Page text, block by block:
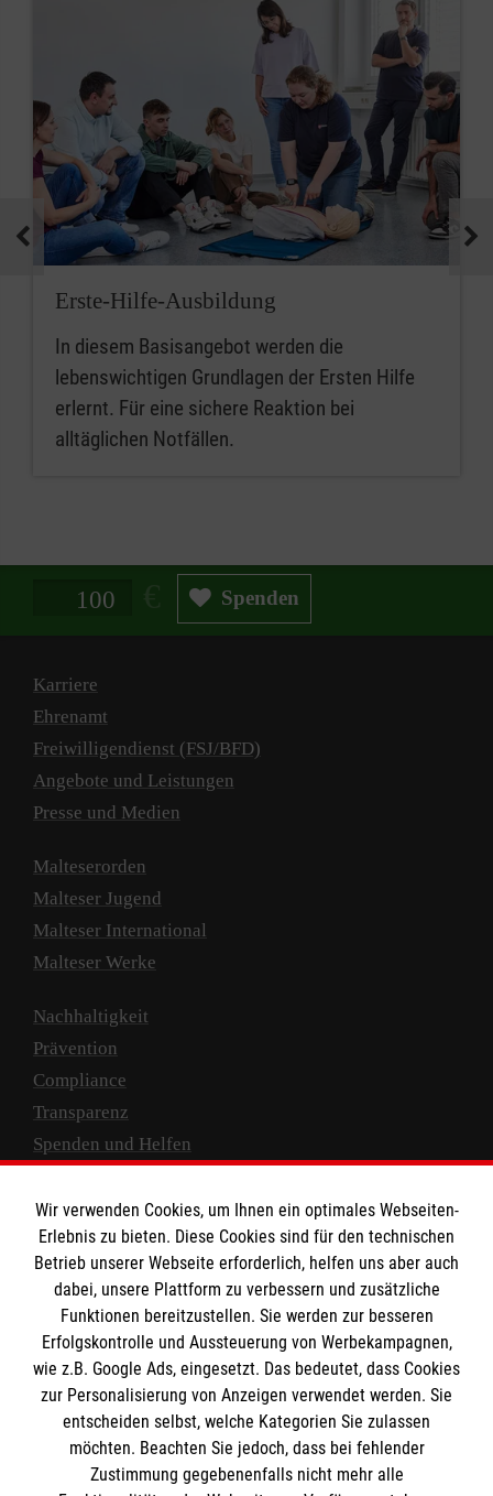
Erste-Hilfe-Ausbildung
In diesem Basisangebot werden die
lebenswichtigen Grundlagen der Ersten Hilfe
erlernt. Für eine sichere Reaktion bei
alltäglichen Notfällen.
Spendenbetrag in Euro Spenden
Karriere
Ehrenamt
Freiwilligendienst (FSJ/BFD)
Angebote und Leistungen
Presse und Medien
Malteserorden
Malteser Jugend
Malteser International
Malteser Werke
Nachhaltigkeit
Prävention
Compliance
Transparenz
Spenden und Helfen
Empfänger: Malteser Hilfsdienst e.V.
IBAN: DE10 3706 0120 1201 2000 12
BIC: GENODED 1PA7
Wir verwenden Cookies, um Ihnen ein optimales Webseiten-
Erlebnis zu bieten. Diese Cookies sind für den technischen
Betrieb unserer Webseite erforderlich, helfen uns aber auch
dabei, unsere Plattform zu verbessern und zusätzliche
Funktionen bereitzustellen. Sie werden zur besseren
Erfolgskontrolle und Aussteuerung von Werbekampagnen,
wie z.B. Google Ads, eingesetzt. Das bedeutet, dass Cookies
zur Personalisierung von Anzeigen verwendet werden. Sie
entscheiden selbst, welche Kategorien Sie zulassen
möchten. Beachten Sie jedoch, dass bei fehlender
Zustimmung gegebenenfalls nicht mehr alle